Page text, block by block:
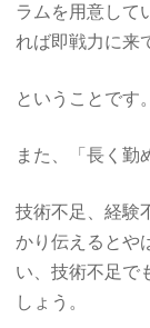
ラムを用意して
れば即戦力に来
ということです。
また、「長く勤
技術不足、経験
かり伝えるとや
い、技術不足で
しょう。